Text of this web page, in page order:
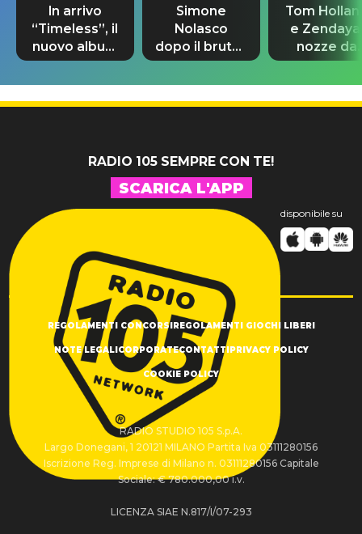
In arrivo
“Timeless”, il
nuovo album
di Prince con
10 brani
inediti
Simone
Nolasco
dopo il brutto
incidente:
"Sono così
grato alla
Tom
e
nozze da
580mila
sterline e
300
RADIO 105 SEMPRE CON TE!
SCARICA L'APP
disponibile su
REGOLAMENTI CONCORSIREGOLAMENTI GIOCHI LIBERI
NOTE LEGALICORPORATECONTATTIPRIVACY POLICY
COOKIE POLICY
RADIO STUDIO 105 S.p.A.
Largo Donegani, 1 20121 MILANO Partita Iva 03111280156
Iscrizione Reg. Imprese di Milano n. 03111280156 Capitale
Sociale: € 780.000,00 i.v.
LICENZA SIAE N.817/I/07-293